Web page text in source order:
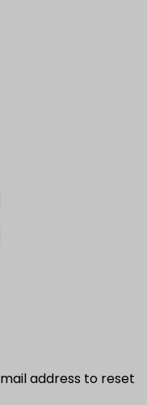
address to reset